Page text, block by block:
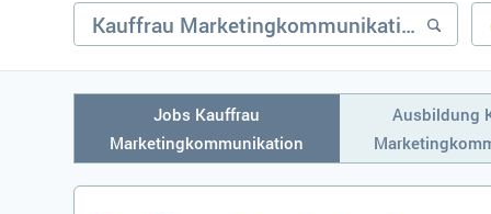
Jobs Kauffrau
Marketingkommunikation
Ausbildung